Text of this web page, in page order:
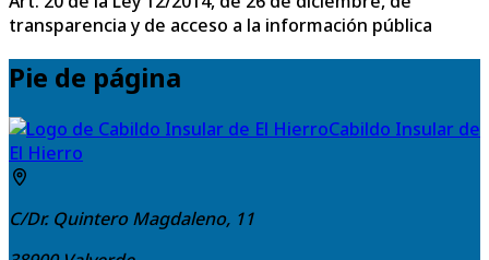
transparencia y de acceso a la información pública
Pie de página
Cabildo Insular de
El Hierro
C/Dr. Quintero Magdaleno, 11